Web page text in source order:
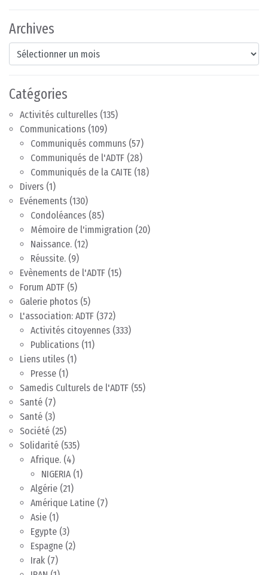
Archives
Archives
Catégories
Activités culturelles (135)
Communications (109)
Communiqués communs (57)
Communiqués de l'ADTF (28)
Communiqués de la CAITE (18)
Divers (1)
Evénements (130)
Condoléances (85)
Mémoire de l'immigration (20)
Naissance. (12)
Réussite. (9)
Evènements de l'ADTF (15)
Forum ADTF (5)
Galerie photos (5)
L'association: ADTF (372)
Activités citoyennes (333)
Publications (11)
Liens utiles (1)
Presse (1)
Samedis Culturels de l'ADTF (55)
Santé (7)
Santé (3)
Société (25)
Solidarité (535)
Afrique. (4)
NIGERIA(1)
Algérie (21)
Amérique Latine (7)
Asie (1)
Egypte (3)
Espagne (2)
Irak (7)